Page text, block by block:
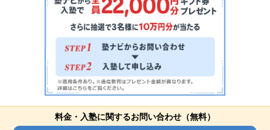
料金・入塾に関するお問い合わせ（無料）